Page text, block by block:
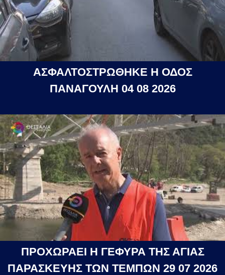
ΑΣΦΑΛΤΟΣΤΡΩΘΗΚΕ Η ΟΔΟΣ
ΠΑΝΑΓΟΥΛΗ 04 08 2026
ΠΡΟΧΩΡΑΕΙ Η ΓΕΦΥΡΑ ΤΗΣ ΑΓΙΑΣ
ΠΑΡΑΣΚΕΥΗΣ ΤΩΝ ΤΕΜΠΩΝ 29 07 2026